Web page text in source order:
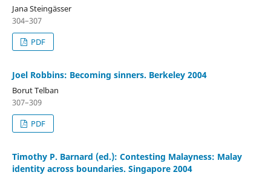
Jana Steingässer
304–307
PDF
Joel Robbins: Becoming sinners. Berkeley 2004
Borut Telban
307–309
PDF
Timothy P. Barnard (ed.): Contesting Malayness: Malay
identity across boundaries. Singapore 2004